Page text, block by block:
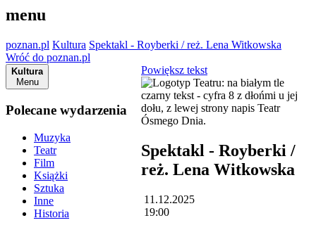
menu
poznan.pl Kultura Spektakl - Royberki / reż. Lena Witkowska
Wróć do poznan.pl
Kultura
Menu
Polecane wydarzenia
Muzyka
Teatr
Film
Książki
Sztuka
Inne
Historia
Powiększ tekst
Spektakl - Royberki /
reż. Lena Witkowska
11.12.2025
19:00